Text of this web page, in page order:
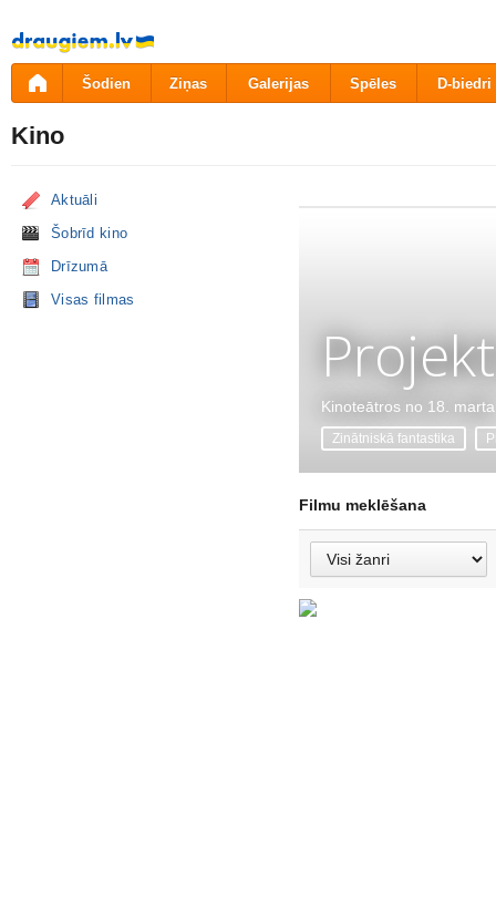
Pāriet
uz
saturu
Šodien Ziņas Galerijas Spēles D-biedri
Kino
Aktuāli
Šobrīd kino
Drīzumā
Visas filmas
Kinoteātros no 18. marta
Zinātniskā fantastika
Filmu meklēšana